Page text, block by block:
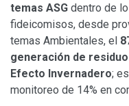
temas ASG dentro de
fideicomisos, desde
temas Ambientales, el
generación de
Efecto Invernadero;
monitoreo de 14% en